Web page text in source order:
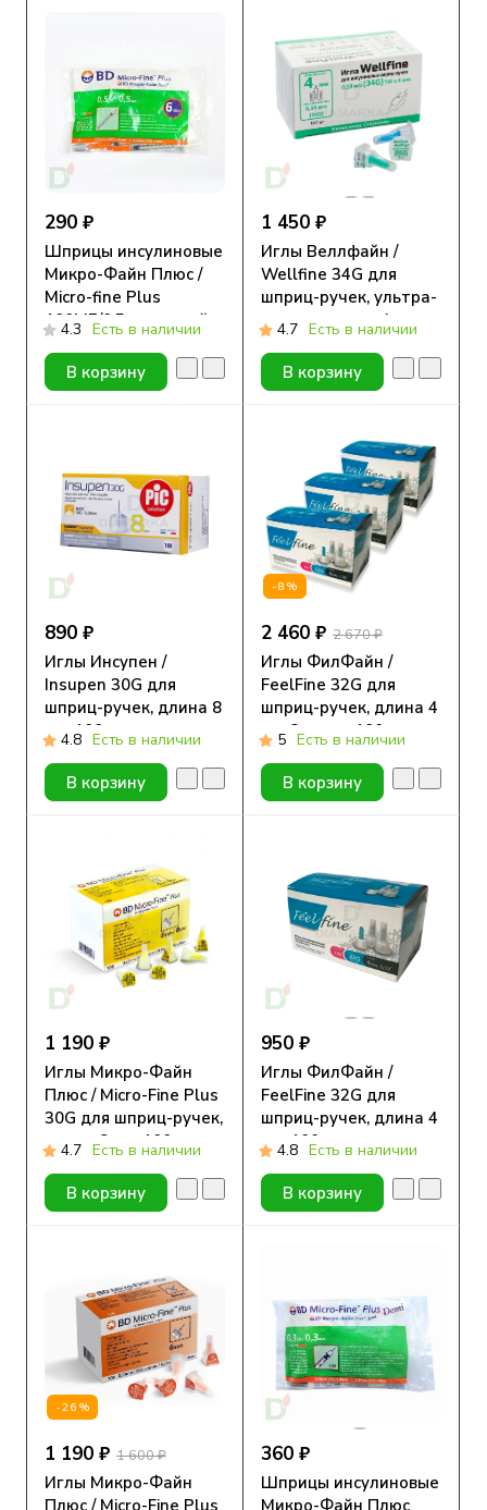
290 ₽
Шприцы инсулиновые
Микро-Файн Плюс /
Micro-fine Plus
100МЕ/0,5мл с иглой
31G (0.25мм*6мм), 10
шт.
4.3 Есть в наличии
В корзину
1 450 ₽
Иглы Веллфайн /
Wellfine 34G для
шприц-ручек, ультра-
тонкие, длина 4 мм,
100 шт.
4.7 Есть в наличии
В корзину
890 ₽
Иглы Инсупен /
Insupen 30G для
шприц-ручек, длина 8
мм, 100 шт.
4.8 Есть в наличии
В корзину
-8%
2 460 ₽ 2 670 ₽
Иглы ФилФайн /
FeelFine 32G для
шприц-ручек, длина 4
мм, 3 уп. по 100 шт.
5 Есть в наличии
В корзину
1 190 ₽
Иглы Микро-Файн
Плюс / Micro-Fine Plus
30G для шприц-ручек,
длина 8 мм, 100 шт.
4.7 Есть в наличии
В корзину
950 ₽
Иглы ФилФайн /
FeelFine 32G для
шприц-ручек, длина 4
мм, 100 шт.
4.8 Есть в наличии
В корзину
-26%
1 190 ₽ 1 600 ₽
Иглы Микро-Файн
360 ₽
Шприцы инсулиновые